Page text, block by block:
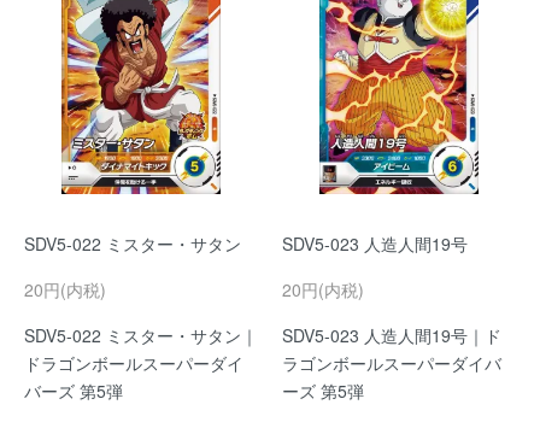
SDV5-022 ミスター・サタン
20円(内税)
SDV5-022 ミスター・サタン｜
ドラゴンボールスーパーダイ
バーズ 第5弾
SDV5-023 人造人間19号
20円(内税)
SDV5-023 人造人間19号｜ド
ラゴンボールスーパーダイバ
ーズ 第5弾